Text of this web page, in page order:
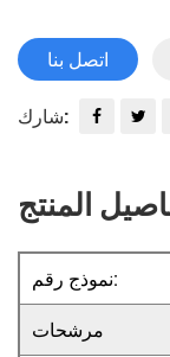
اتصل بنا
شارك:
المنتج
نموذج رقم:
مرشحات